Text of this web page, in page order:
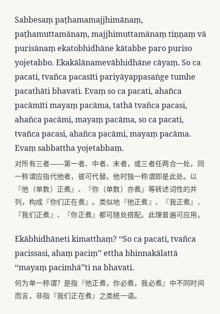
Sabbesaṃ paṭhamamajjhimānaṃ,
paṭhamuttamānaṃ, majjhimuttamānaṃ tiṇṇaṃ vā
purisānaṃ ekatobhidhāne kātabbe paro puriso
yojetabbo. Ekakālānamevābhidhāne cāyaṃ. So ca
pacati, tvañca pacasīti pariyāyappasaṅge tumhe
pacathāti bhavati. Evaṃ so ca pacati, ahañca
pacāmīti mayaṃ pacāma, tathā tvañca pacasi,
ahañca pacāmi, mayaṃ pacāma, so ca pacati,
tvañca pacasi, ahañca pacāmi, mayaṃ pacāma.
Evaṃ sabbattha yojetabbaṃ.
对所有三者——第一者、中者、末者，或三者任两合一处，同
一称谓应指代他者，彼可代替。他时独一称谓即是此处。以
『他（单数）正煮』、『你（单数）亦煮』等转述词性的并
列，构成『你们正在煮』。类似地『他正煮』、『我正煮』、
『我们正煮』、『你正煮』都可随处搭配。此理普遍可应用。
Ekābhidhāneti kimatthaṃ? ‘‘So ca pacati, tvañca
pacissasi, ahaṃ paciṃ’’ ettha bhinnakālattā
‘‘mayaṃ pacimhā’’ti na bhavati.
何为单一称谓？是指『他正煮，你必煮，我必煮』中不同时间
而言，非指『我们正在煮』之类统一语。